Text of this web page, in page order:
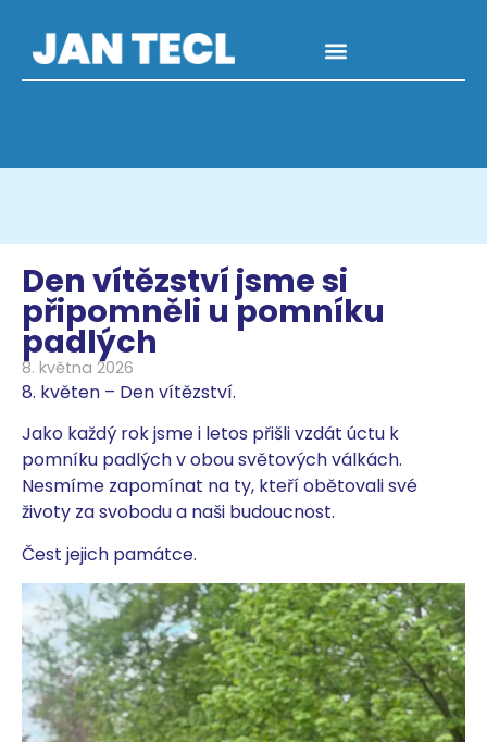
Den vítězství jsme si
připomněli u pomníku
padlých
8. května 2026
8. květen – Den vítězství.
Jako každý rok jsme i letos přišli vzdát úctu k
pomníku padlých v obou světových válkách.
Nesmíme zapomínat na ty, kteří obětovali své
životy za svobodu a naši budoucnost.
Čest jejich památce.